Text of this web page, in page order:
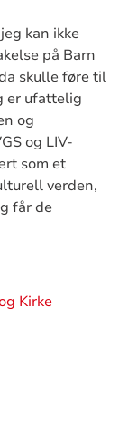
kan ikke
på Barn
skulle føre til
er ufattelig
og
og LIV-
som et
verden,
får de
Kirke